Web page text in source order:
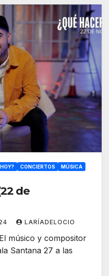
CONCIERTOS
MÚSICA
de
LARÍADELOCIO
músico y compositor
Santana 27 a las